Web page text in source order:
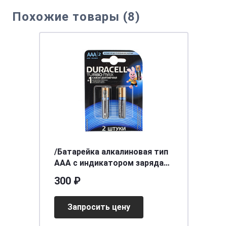
Похожие товары (8)
/Батарейка алкалиновая тип
AAA с индикатором заряда
LR03 MX2400 BL-2
300 ₽
Запросить цену